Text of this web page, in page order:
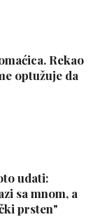
Rekao
optužuje da
udati:
sa mnom, a
prsten"